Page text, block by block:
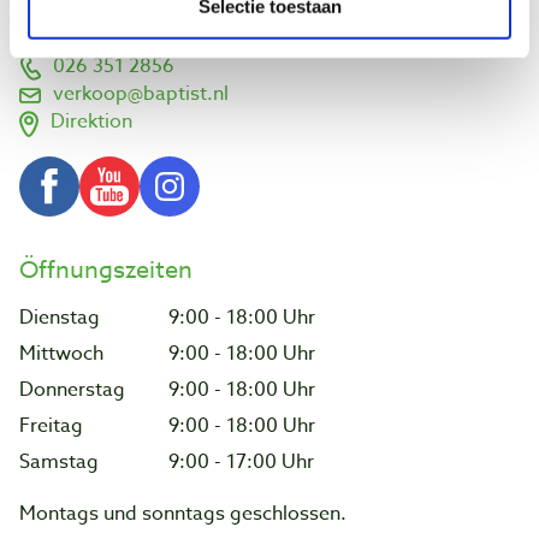
Selectie toestaan
026 351 2856
verkoop@baptist.nl
Direktion
Öffnungszeiten
Dienstag
9:00 - 18:00 Uhr
Mittwoch
9:00 - 18:00 Uhr
Donnerstag
9:00 - 18:00 Uhr
Freitag
9:00 - 18:00 Uhr
Samstag
9:00 - 17:00 Uhr
Montags und sonntags geschlossen.